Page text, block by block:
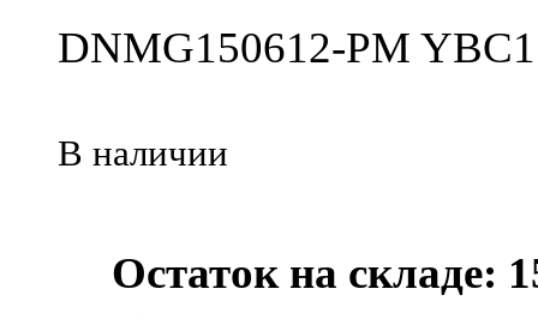
DNMG150612-PM
В наличии
Остаток на складе: